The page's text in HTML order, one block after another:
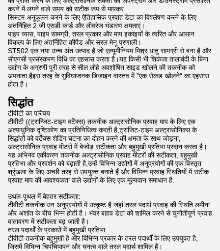
करने में लगने वाले समय को सटीक रूप से मापकर
सिस्टम अनुकूलन करने के लिए ऐतिहासिक प्रवाह डेटा का विश्लेषण करने के लिए
अंतर्निहित 2 जी एसडी कार्ड और लीवरेज भंडारण क्षमताएं।
पाइप व्यास, पाइप सामग्री, तरल प्रकार और माप इकाइयों के त्वरित और आसान
विकल्प के लिए अंतर्निहित कीपैड और सरल मेनू प्रणाली।
ST502 एक नया उच्च अंत उत्पाद है जो एल्यूमीनियम मिश्र धातु सामग्री से बना है और
सीएनसी प्रसंस्करण विधि का एहसास करता है।यह किसी भी शिकंजा तालाबंदी के बिना
उद्योग के अग्रणी पूरी तरह से सील लोहे अवशोषित साइड खोलने की तकनीक को
अपनाता हैइस तरह के सुविधाजनक डिजाइन वास्तव में "एक सेकंड खोलने" का एहसास
होता है।
सिद्धांत
टीवीटी का परिचय
टीवीटी ((ट्रान्जिट-टाइम वर्टेक्स) तकनीक अल्ट्रासोनिक प्रवाह माप के लिए एक
अत्याधुनिक दृष्टिकोण का प्रतिनिधित्व करती है,ट्रांजिट-टाइम अल्ट्रासोनिक्स के
सिद्धांतों को वर्टेक्स शेडिंग घटना का दोहन करने की क्षमता के साथ जोड़ना,
अल्ट्रासोनिक प्रवाह मीटरों में बेजोड़ सटीकता और बहुमुखी प्रतिभा प्रदान करता है।
यह अभिनव एकीकरण तकनीक अल्ट्रासोनिक प्रवाह मीटरों की सटीकता, बहुमुखी
प्रतिभा और प्रदर्शन को बढ़ाती है,उन्हें विभिन्न उद्योगों में अनुप्रयोगों की एक विस्तृत
श्रृंखला के लिए अच्छी तरह से उपयुक्त बनाते हैं और विभिन्न प्रवाह स्थितियों में सटीक
प्रवाह माप की आवश्यकता वाले उद्योगों के लिए एक मूल्यवान समाधान है.
उथल-पुथल में बेहतर सटीकता:
टीवीटी तकनीक उन अनुप्रयोगों में उत्कृष्ट है जहां तरल पदार्थ प्रवाह की स्थिति लमीना
और अशांत के बीच भिन्न होती है। भंवर बहाव डेटा को शामिल करने से चुनौतीपूर्ण प्रवाह
वातावरण में सटीकता बढ़ जाती है।
तरल पदार्थों के प्रकारों में बहुमुखी प्रतिभा:
टीवीटी तकनीक बहुमुखी है और विभिन्न प्रकार के तरल पदार्थों के लिए उपयुक्त है,
जिसमें विभिन्न चिपचिपापन और घनत्व वाले तरल पदार्थ शामिल हैं।